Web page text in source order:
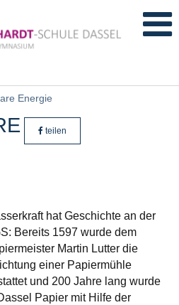
Energie
teilen
hat Geschichte an der
Bereits 1597 wurde dem
Martin Lutter die
einer Papiermühle
und 200 Jahre lang wurde
Papier mit Hilfe der